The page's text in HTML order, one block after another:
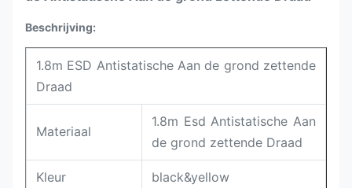
Beschrijving:
1.8m ESD Antistatische Aan de grond zettende
Draad
Materiaal
1.8m Esd Antistatische Aan
de grond zettende Draad
Kleur black&yellow